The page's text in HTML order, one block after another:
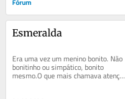
Esmeralda
Era uma vez um menino bonito. Não
bonitinho ou simpático, bonito
mesmo.O que mais chamava atenção
no garoto eram seus olhos grandes,